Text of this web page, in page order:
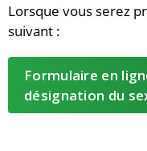
Lorsque vous serez
suivant :
Formulaire en
désignation du